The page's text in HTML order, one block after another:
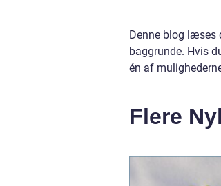
Denne blog læses
baggrunde. Hvis
én af
Flere